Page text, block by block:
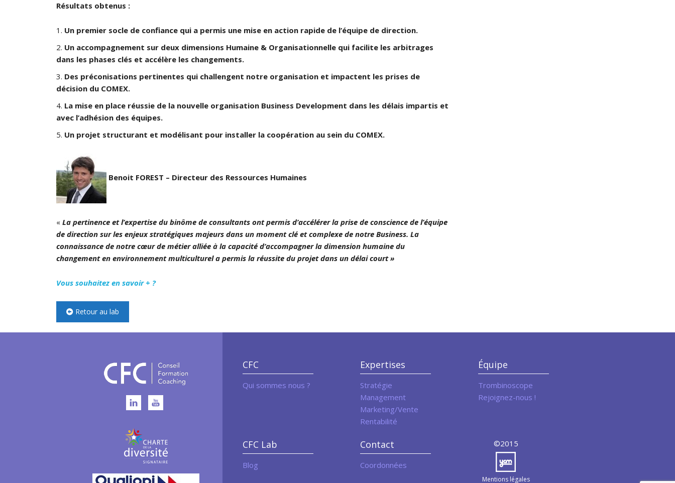
Résultats obtenus :
Un premier socle de confiance qui a permis une mise en action rapide de l’équipe de direction.
Un accompagnement sur deux dimensions Humaine & Organisationnelle qui facilite les arbitrages
dans les phases clés et accélère les changements.
Des préconisations pertinentes qui challengent notre organisation et impactent les prises de
décision du COMEX.
La mise en place réussie de la nouvelle organisation Business Development dans les délais impartis et
avec l’adhésion des équipes.
Un projet structurant et modélisant pour installer la coopération au sein du COMEX.
Benoit FOREST – Directeur des Ressources Humaines
« La pertinence et l’expertise du binôme de consultants ont permis d’accélérer la prise de conscience de l’équipe
de direction sur les enjeux stratégiques majeurs dans un moment clé et complexe de notre Business. La
connaissance de notre cœur de métier alliée à la capacité d’accompagner la dimension humaine du
changement en environnement multiculturel a permis la réussite du projet dans un délai court »
Vous souhaitez en savoir + ?
Retour au lab
CFC
Qui sommes nous ?
Expertises
Stratégie
Management
Marketing/Vente
Rentabilité
Équipe
Trombinoscope
Rejoignez-nous !
CFC Lab
Blog
Contact
Coordonnées
©2015
Mentions légales